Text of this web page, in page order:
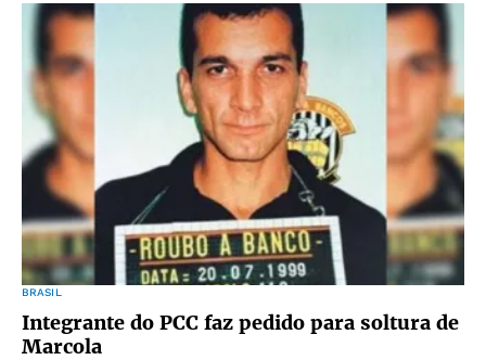
BRASIL
Integrante do PCC faz pedido para soltura de
Marcola